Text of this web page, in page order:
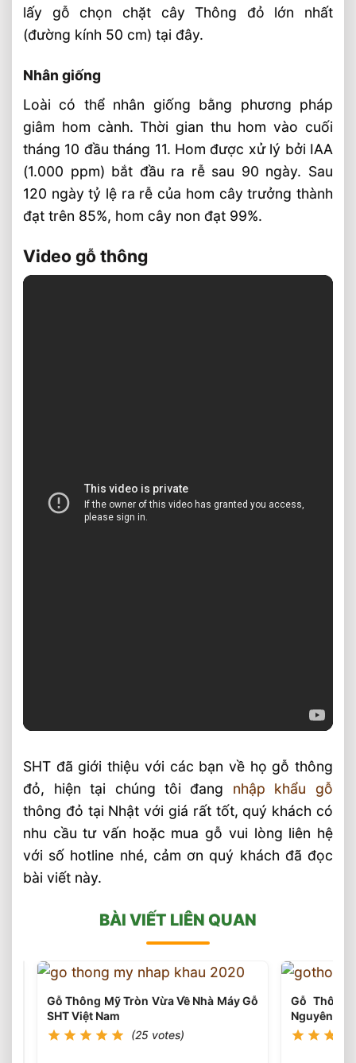
lấy gỗ chọn chặt cây Thông đỏ lớn nhất
(đường kính 50 cm) tại đây.
Nhân giống
Loài có thể nhân giống bằng phương pháp
giâm hom cành. Thời gian thu hom vào cuối
tháng 10 đầu tháng 11. Hom được xử lý bởi IAA
(1.000 ppm) bắt đầu ra rễ sau 90 ngày. Sau
120 ngày tỷ lệ ra rễ của hom cây trưởng thành
đạt trên 85%, hom cây non đạt 99%.
Video gỗ thông
SHT đã giới thiệu với các bạn về họ gỗ thông
đỏ, hiện tại chúng tôi đang nhập khẩu gỗ
thông đỏ tại Nhật với giá rất tốt, quý khách có
nhu cầu tư vấn hoặc mua gỗ vui lòng liên hệ
với số hotline nhé, cảm ơn quý khách đã đọc
bài viết này.
BÀI VIẾT LIÊN QUAN
Gỗ Thông Mỹ Tròn Vừa Về Nhà Máy Gỗ
SHT Việt Nam
(25 votes)
Gỗ Thông
Nguyên